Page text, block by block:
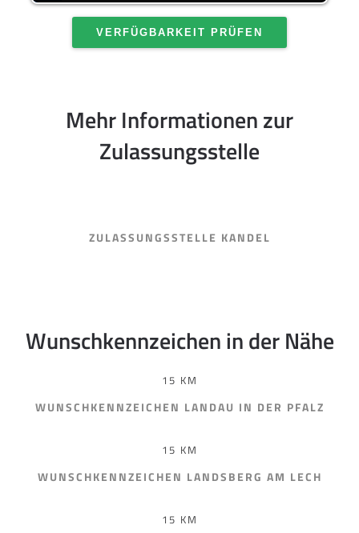
VERFÜGBARKEIT PRÜFEN
Mehr Informationen zur
Zulassungsstelle
ZULASSUNGSSTELLE KANDEL
Wunschkennzeichen in der Nähe
15 KM
WUNSCHKENNZEICHEN LANDAU IN DER PFALZ
15 KM
WUNSCHKENNZEICHEN LANDSBERG AM LECH
15 KM